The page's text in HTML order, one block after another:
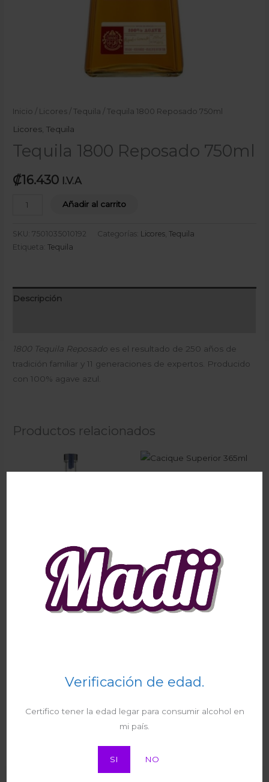
Verificación de edad.
Certifico tener la edad legar para consumir alcohol en
mi país.
SI NO
Inicio / Licores /Tequila / Tequila 1800 Reposado 750ml
Licores ,Tequila
Tequila 1800 Reposado 750ml
₡16.430 I.V.A
Añadir al carrito
SKU:7501035010192 Categorías: Licores ,Tequila
Etiqueta:Tequila
Descripción
1800 Tequila Reposado es el resultado de 250 años de
tradición familiar y 11 generaciones de expertos. Producido
con 100% agave azul.
Productos relacionados
Absolut Oak 1L
I.V.A
Cúspide Merlot Clásico
Licores
Licores